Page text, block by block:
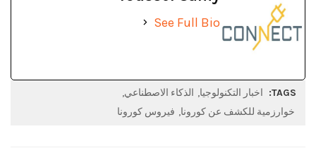
See Full Bio
TAGS: اخبار التكنولوجيا الذكاء الاصطناعي
خوارزمية للكشف عن كورونا فيروس كورونا